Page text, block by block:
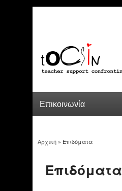
You are here
Αρχική» Επιδόματα
Επιδόματα